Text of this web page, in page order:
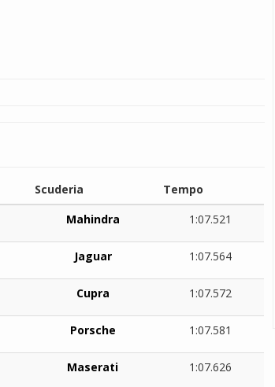
Scuderia
Tempo
Mahindra 1:07.521
Jaguar 1:07.564
Cupra 1:07.572
Porsche 1:07.581
Maserati 1:07.626